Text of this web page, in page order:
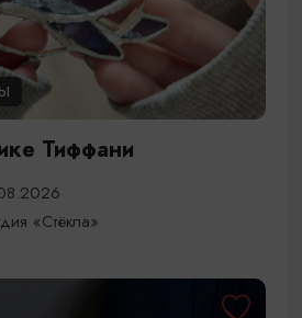
Тиффани
«Стёкла»